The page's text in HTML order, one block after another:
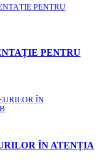
PENTRU
ÎN ATENȚIA